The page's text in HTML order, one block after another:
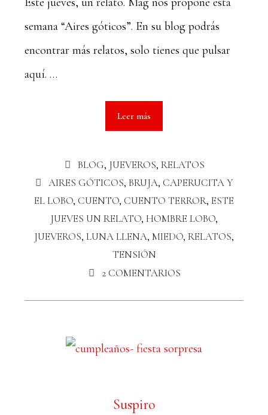
semana “Aires góticos”. En su blog podrás
encontrar más relatos, solo tienes que pulsar
aquí. …
Leer más
BLOG, JUEVEROS, RELATOS
AIRES GÓTICOS,BRUJA,CAPERUCITA Y
EL LOBO, CUENTO, CUENTO TERROR, ESTE
JUEVES UN RELATO, HOMBRE LOBO,
JUEVEROS, LUNA LLENA, MIEDO, RELATOS,
TENSIÓN
2 COMENTARIOS
Suspiro